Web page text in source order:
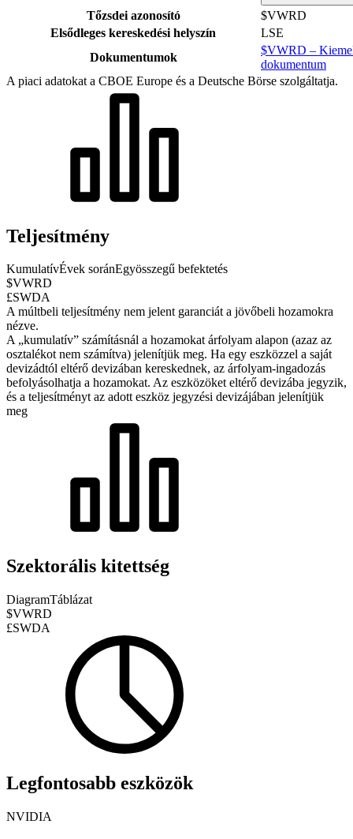
Tőzsdei azonosító
$VWRD
Elsődleges kereskedési helyszín
LSE
Dokumentumok
$VWRD –
dokumentum
A piaci adatokat a CBOE Europe és a Deutsche Börse szolgáltatja.
Teljesítmény
KumulatívÉvek soránEgyösszegű befektetés
$VWRD
£SWDA
A múltbeli teljesítmény nem jelent garanciát a jövőbeli hozamokra
nézve.
A „kumulatív” számításnál a hozamokat árfolyam alapon (azaz az
osztalékot nem számítva) jelenítjük meg. Ha egy eszközzel a saját
devizádtól eltérő devizában kereskednek, az árfolyam-ingadozás
befolyásolhatja a hozamokat. Az eszközöket eltérő devizába jegyzik,
és a teljesítményt az adott eszköz jegyzési devizájában jelenítjük
meg
Szektorális kitettség
DiagramTáblázat
$VWRD
£SWDA
Legfontosabb eszközök
NVIDIA